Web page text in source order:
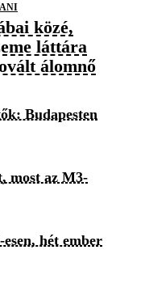
közé,
láttára
álomnő
Budapesten
most az M3-
hét ember